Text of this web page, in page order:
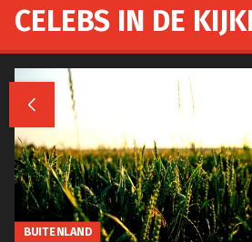
CELEBS IN DE

BUITENLAND